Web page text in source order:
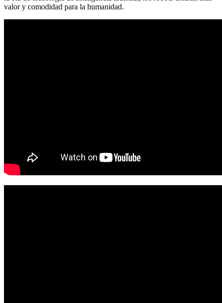
valor y comodidad para la humanidad.